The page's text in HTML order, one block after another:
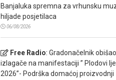
Banjaluka spremna za vrhunsku
hiljade posjetilaca
06/08/2026
Free Radio: Gradonačelnik obišao
izlagače na manifestaciji ” Plodovi
2026”- Podrška domaćoj proizvodnji